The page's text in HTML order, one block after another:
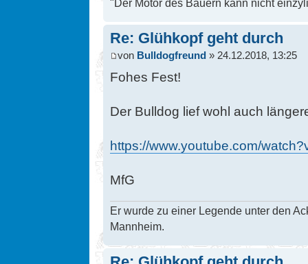
"Der Motor des Bauern kann nicht
Re: Glühkopf geht durch
von Bulldogfreund » 24.12.2018, 13:25
Fohes Fest!
Der Bulldog lief wohl auch
https://www.youtube.com/
MfG
Er wurde zu einer Legende unter den
Mannheim.